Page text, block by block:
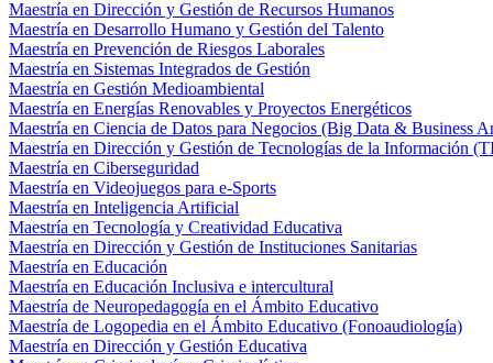
Maestría en Dirección y Gestión de Recursos Humanos
Maestría en Desarrollo Humano y Gestión del Talento
Maestría en Prevención de Riesgos Laborales
Maestría en Sistemas Integrados de Gestión
Maestría en Gestión Medioambiental
Maestría en Energías Renovables y Proyectos Energéticos
Maestría en Ciencia de Datos para Negocios (Big Data & Business
Maestría en Dirección y Gestión de Tecnologías de la Información
Maestría en Ciberseguridad
Maestría en Videojuegos para e-Sports
Maestría en Inteligencia Artificial
Maestría en Tecnología y Creatividad Educativa
Maestría en Dirección y Gestión de Instituciones Sanitarias
Maestría en Educación
Maestría en Educación Inclusiva e intercultural
Maestría de Neuropedagogía en el Ámbito Educativo
Maestría de Logopedia en el Ámbito Educativo (Fonoaudiología)
Maestría en Dirección y Gestión Educativa